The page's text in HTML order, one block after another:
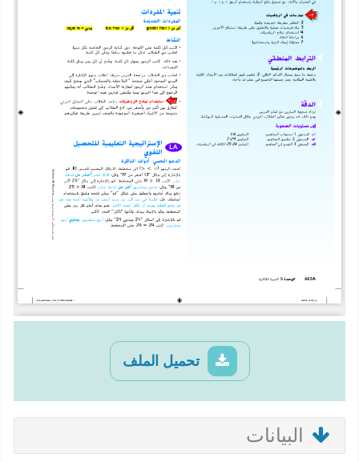
تحميل الملف
البيانات